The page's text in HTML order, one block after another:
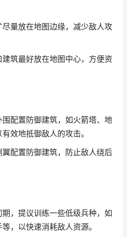
尽量放在地图边缘，减少敌人攻
建筑最好放在地图中心，方便资
围配置防御建筑，如火箭塔、地
效地抵御敌人的攻击。
翼配置防御建筑，防止敌人绕后
期，提议训练一些低级兵种，如
，以快速消耗敌人资源。